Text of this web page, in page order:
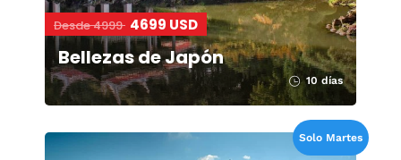
Desde 4999 4699 USD
Bellezas de Japón
10 días
Solo Martes